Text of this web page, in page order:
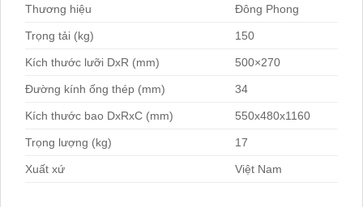
Thương hiệu Đông Phong
Trọng tải (kg) 150
Kích thước lưỡi DxR (mm) 500×270
Đường kính ống thép (mm) 34
Kích thước bao DxRxC (mm) 550x480x1160
Trọng lượng (kg) 17
Xuất xứ Việt Nam